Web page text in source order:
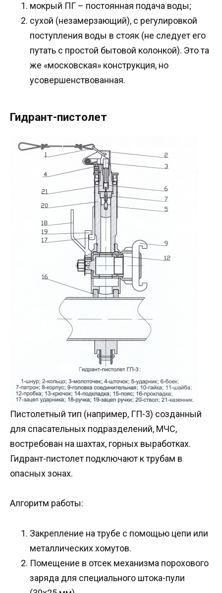
мокрый ПГ – постоянная подача воды;
сухой (незамерзающий), с регулировкой
поступления воды в стояк (не следует его
путать с простой бытовой колонкой). Это та
же «московская» конструкция, но
усовершенствованная.
Гидрант-пистолет
Пистолетный тип (например, ГП-3) созданный
для спасательных подразделений, МЧС,
востребован на шахтах, горных выработках.
Гидрант-пистолет подключают к трубам в
опасных зонах.
Алгоритм работы:
Закрепление на трубе с помощью цепи или
металлических хомутов.
Помещение в отсек механизма порохового
заряда для специального штока-пули